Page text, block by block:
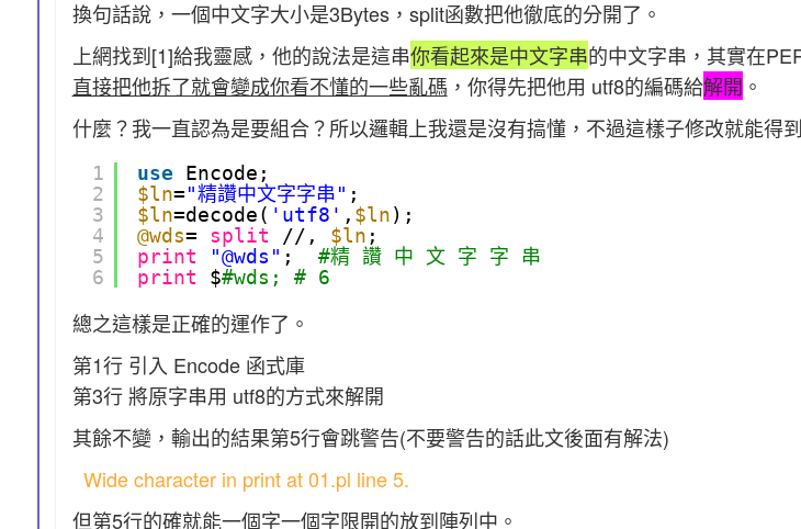
換句話說，一個中文字大小是3Bytes，split函數把他徹底的分開了。
上網找到[1]給我靈感，他的說法是這串你看起來是中文字串的中文字串，其實在
直接把他拆了就會變成你看不懂的一些亂碼 ，你得先把他用 utf8的編碼給解開 。
什麼？我一直認為是要組合？所以邏輯上我還是沒有搞懂，不過這樣子修改就能得
1
2
3
4
5
6
use Encode;
$ln="精讚中文字字串" ;
$ln=decode( 'utf8' , $ln);
@wds= split //, $ln ;
print
"@wds" ; #精 讚 中 文 字 字 串
print
$#wds; # 6
總之這樣是正確的運作了。
第1行 引入 Encode 函式庫
第3行 將原字串用 utf8的方式來解開
其餘不變，輸出的結果第5行會跳警告(不要警告的話此文後面有解法)
Wide character in print at 01.pl line 5.
但第5行的確就能一個字一個字限開的放到陣列中。